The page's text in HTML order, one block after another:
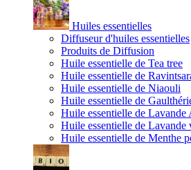
Huiles essentielles
Diffuseur d'huiles essentielles
Produits de Diffusion
Huile essentielle de Tea tree
Huile essentielle de
Huile essentielle de Niaouli
Huile essentielle de
Huile essentielle de Lavande
Huile essentielle de Lavande
Huile essentielle de Menthe